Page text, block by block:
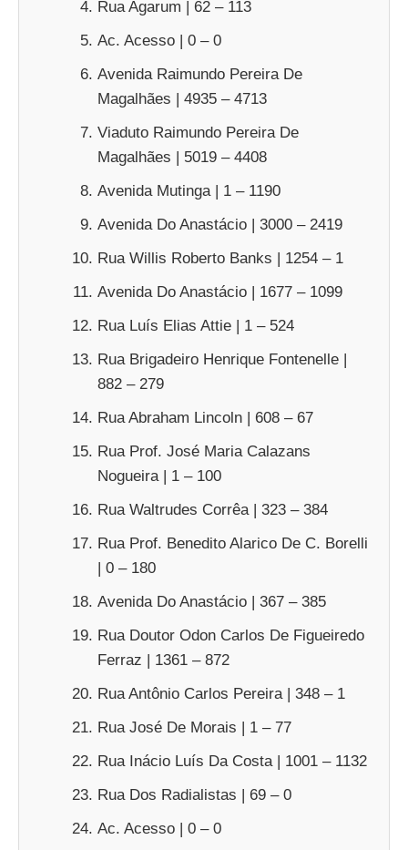
Rua Agarum | 62 – 113
Ac. Acesso | 0 – 0
Avenida Raimundo Pereira De
Magalhães | 4935 – 4713
Viaduto Raimundo Pereira De
Magalhães | 5019 – 4408
Avenida Mutinga | 1 – 1190
Avenida Do Anastácio | 3000 – 2419
Rua Willis Roberto Banks | 1254 – 1
Avenida Do Anastácio | 1677 – 1099
Rua Luís Elias Attie | 1 – 524
Rua Brigadeiro Henrique Fontenelle |
882 – 279
Rua Abraham Lincoln | 608 – 67
Rua Prof. José Maria Calazans
Nogueira | 1 – 100
Rua Waltrudes Corrêa | 323 – 384
Rua Prof. Benedito Alarico De C. Borelli
| 0 – 180
Avenida Do Anastácio | 367 – 385
Rua Doutor Odon Carlos De Figueiredo
Ferraz | 1361 – 872
Rua Antônio Carlos Pereira | 348 – 1
Rua José De Morais | 1 – 77
Rua Inácio Luís Da Costa | 1001 – 1132
Rua Dos Radialistas | 69 – 0
Ac. Acesso | 0 – 0